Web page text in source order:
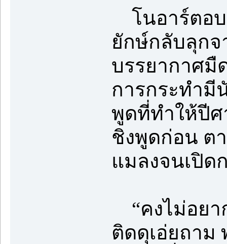
โนอาร์ตอบ
ยักษ์กลับลุกจ
บรรยากาศมื
การกระทำมี
พูดที่ทำให้ปีศ
ชิงพูดก่อน ต
แมลงจนเปิด
“คงไม่อยา
ติดดุเอ่ยถาม